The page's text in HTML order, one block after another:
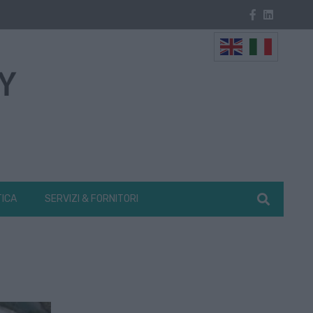
SERVIZI & FORNITORI